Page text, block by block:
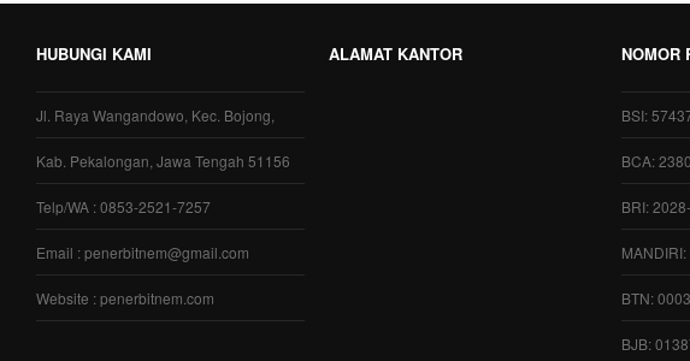
HUBUNGI KAMI
Jl. Raya Wangandowo, Kec. Bojong,
Kab. Pekalongan, Jawa Tengah 51156
Telp/WA : 0853-2521-7257
Email : penerbitnem@gmail.com
Website : penerbitnem.com
ALAMAT KANTOR NOMOR
BSI:
BCA:
BRI:
BTN:
BJB: